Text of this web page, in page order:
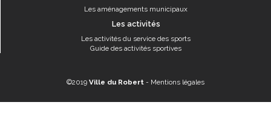
Les aménagements municipaux
Les activités
Les activités du service des sports
Guide des activités sportives
©2019 Ville du Robert - Mentions légales